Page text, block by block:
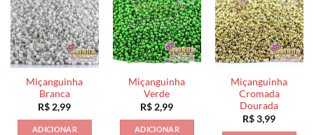
Miçanguinha
Branca
R$ 2,99
ADICIONAR
Miçanguinha
Verde
R$ 2,99
ADICIONAR
Miçanguinha
Cromada
Dourada
R$3,99